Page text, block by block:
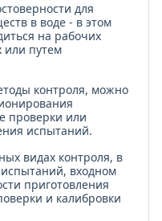
для
в воде - в этом
на рабочих
или путем
контроля, можно
проверки или
испытаний.
видах контроля, в
входном
приготовления
и калибровки